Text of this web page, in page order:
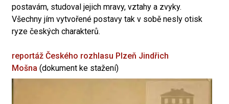
postavám, studoval jejich mravy, vztahy a zvyky.
Všechny jím vytvořené postavy tak v sobě nesly otisk
ryze českých charakterů.
reportáž Českého rozhlasu Plzeň Jindřich
Mošna (dokument ke stažení)